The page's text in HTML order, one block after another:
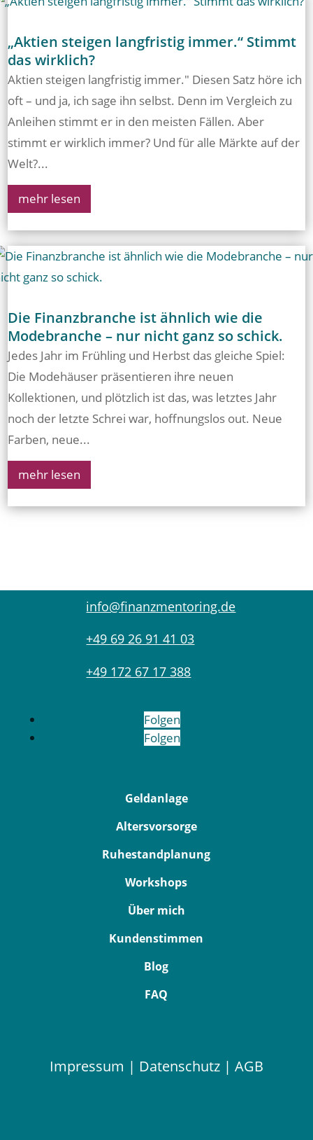
„Aktien steigen langfristig immer.“ Stimmt
das wirklich?
Aktien steigen langfristig immer." Diesen Satz höre ich
oft – und ja, ich sage ihn selbst. Denn im Vergleich zu
Anleihen stimmt er in den meisten Fällen. Aber
stimmt er wirklich immer? Und für alle Märkte auf der
Welt?...
mehr lesen
Die Finanzbranche ist ähnlich wie die
Modebranche – nur nicht ganz so schick.
Jedes Jahr im Frühling und Herbst das gleiche Spiel:
Die Modehäuser präsentieren ihre neuen
Kollektionen, und plötzlich ist das, was letztes Jahr
noch der letzte Schrei war, hoffnungslos out. Neue
Farben, neue...
mehr lesen
info@finanzmentoring.de
+49 69 26 91 41 03
+49 172 67 17 388
Folgen
Folgen
Geldanlage
Altersvorsorge
Ruhestandplanung
Workshops
Über mich
Kundenstimmen
Blog
FAQ
Impressum | Datenschutz| AGB